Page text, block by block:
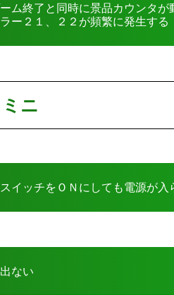
ーム終了と同時に景品カウンタが
ラー２１、２２が頻繁に発生する
ニ
イッチをＯＮにしても電源が入
ない